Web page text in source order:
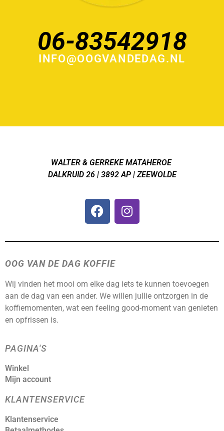
06-83542918
INFO@OOGVANDEDAG.NL
WALTER & GERREKE MATAHEROE
DALKRUID 26 | 3892 AP | ZEEWOLDE
OOG VAN DE DAG KOFFIE
Wij vinden het mooi om elke dag iets te kunnen toevoegen
aan de dag van een ander. We willen jullie ontzorgen in de
koffiemomenten, wat een feeling good-moment van genieten
en opfrissen is.
PAGINA'S
Winkel
Mijn account
KLANTENSERVICE
Klantenservice